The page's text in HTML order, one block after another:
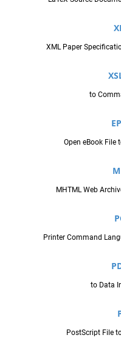
XML Paper
to
Open eBook File
MHTML Web
Printer Command
to Data
PostScript File